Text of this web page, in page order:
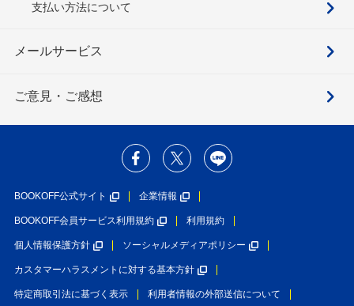
支払い方法について
メールサービス
ご意見・ご感想
BOOKOFF公式サイト 企業情報
BOOKOFF会員サービス利用規約 利用規約
個人情報保護方針 ソーシャルメディアポリシー
カスタマーハラスメントに対する基本方針
特定商取引法に基づく表示 利用者情報の外部送信について